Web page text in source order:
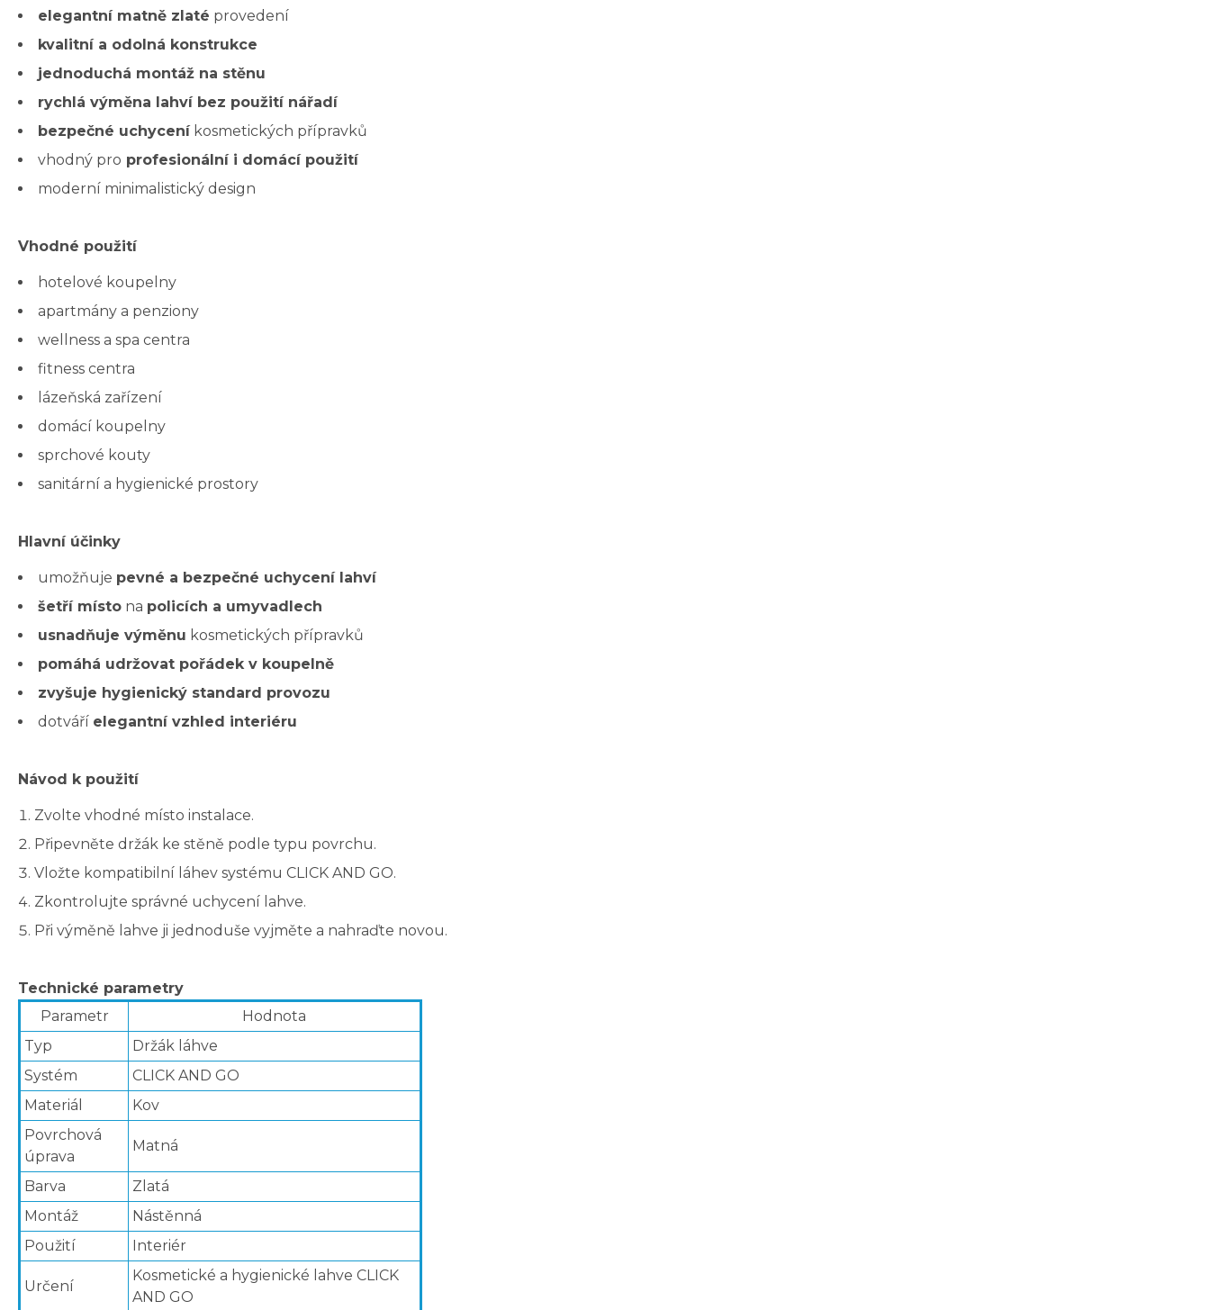
elegantní matně zlaté provedení
kvalitní a odolná konstrukce
jednoduchá montáž na stěnu
rychlá výměna lahví bez použití nářadí
bezpečné uchyceníkosmetických přípravků
vhodný pro profesionální i domácí použití
moderní minimalistický design
Vhodné použití
hotelové koupelny
apartmány a penziony
wellness a spa centra
fitness centra
lázeňská zařízení
domácí koupelny
sprchové kouty
sanitární a hygienické prostory
Hlavní účinky
umožňuje pevné a bezpečné uchycení lahví
šetří místo na policích a umyvadlech
usnadňuje výměnu kosmetických přípravků
pomáhá udržovat pořádek v koupelně
zvyšuje hygienický standard provozu
dotváří elegantní vzhled interiéru
Návod k použití
Zvolte vhodné místo instalace.
Připevněte držák ke stěně podle typu povrchu.
Vložte kompatibilní láhev systému CLICK AND GO.
Zkontrolujte správné uchycení lahve.
Při výměně lahve ji jednoduše vyjměte a nahraďte novou.
Technické parametry
Parametr
Hodnota
Typ
Držák láhve
Systém
CLICK AND GO
Materiál
Kov
Povrchová
úprava
Matná
Barva
Zlatá
Montáž
Nástěnná
Použití
Interiér
Určení
Kosmetické a hygienické lahve CLICK
AND GO